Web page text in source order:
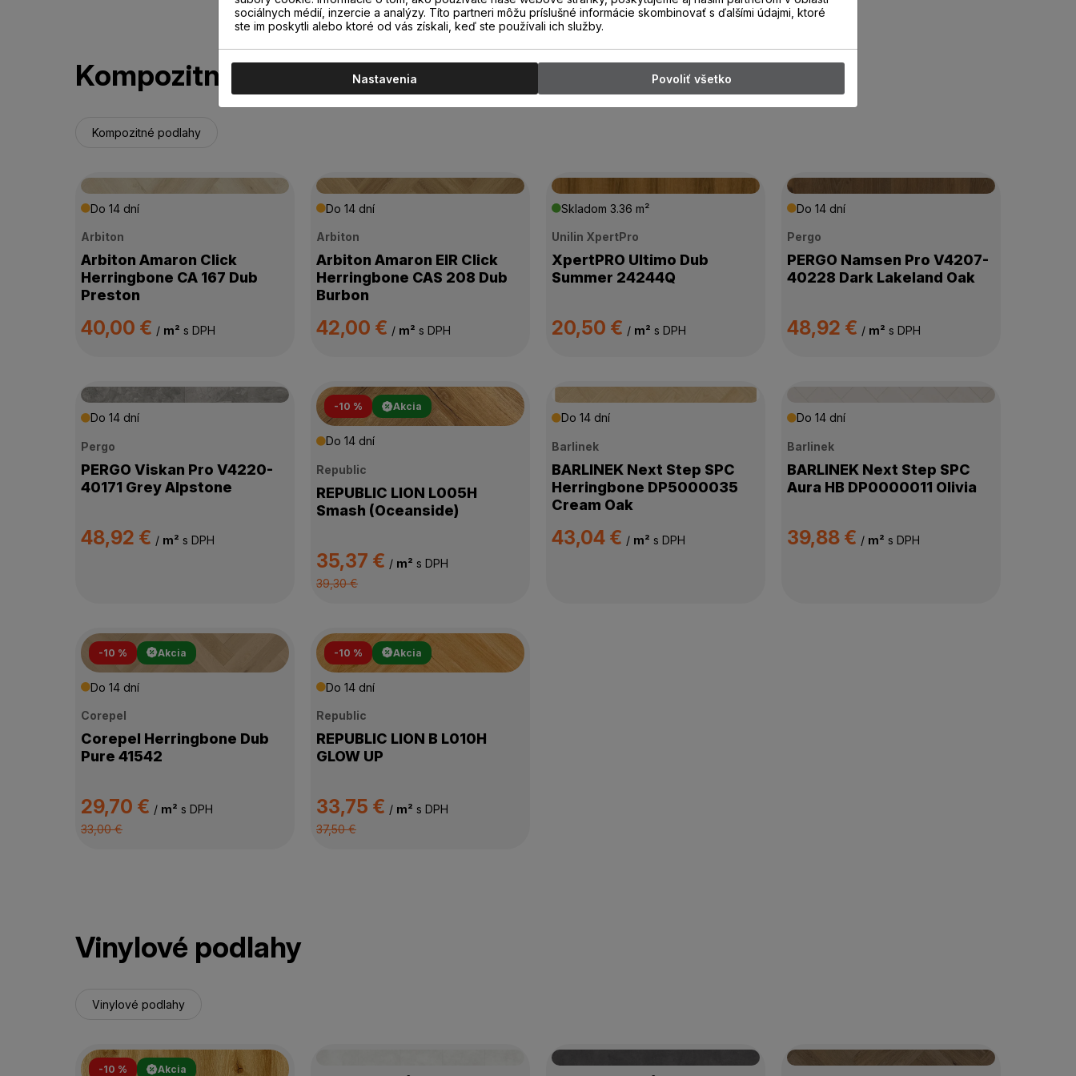
Kompozitné podlahy
Kompozitné podlahy
Do 14 dní
Arbiton
Arbiton Amaron Click
Herringbone CA 167 Dub
Preston
40,00 € / m² s DPH
Do 14 dní
Arbiton
Arbiton Amaron EIR Click
Herringbone CAS 208 Dub
Burbon
42,00 € / m² s DPH
Skladom 3.36 m²
Unilin XpertPro
XpertPRO Ultimo Dub
Summer 24244Q
20,50 € / m² s DPH
Do 14 dní
Pergo
PERGO Namsen Pro V4207-
40228 Dark Lakeland Oak
48,92 € / m² s DPH
Do 14 dní
Pergo
PERGO Viskan Pro V4220-
40171 Grey Alpstone
48,92 € / m² s DPH
-10 % Akcia
Do 14 dní
Republic
REPUBLIC LION L005H
Smash (Oceanside)
35,37 € / m² s DPH
39,30 €
Do 14 dní
Barlinek
BARLINEK Next Step SPC
Herringbone DP5000035
Cream Oak
43,04 € / m² s DPH
Do 14 dní
Barlinek
BARLINEK Next Step SPC
Aura HB DP0000011 Olivia
39,88 € / m² s DPH
-10 % Akcia
Do 14 dní
Corepel
Corepel Herringbone Dub
Pure 41542
29,70 € / m² s DPH
33,00 €
-10 % Akcia
Do 14 dní
Republic
REPUBLIC LION B L010H
GLOW UP
33,75 € / m² s DPH
37,50 €
Vinylové podlahy
Vinylové podlahy
-10 % Akcia
sociálnych médií, inzercie a analýzy. Títo partneri môžu príslušné informácie skombinovať s ďalšími údajmi, ktoré
ste im poskytli alebo ktoré od vás získali, keď ste používali ich služby.
Nastavenia Povoliť všetko